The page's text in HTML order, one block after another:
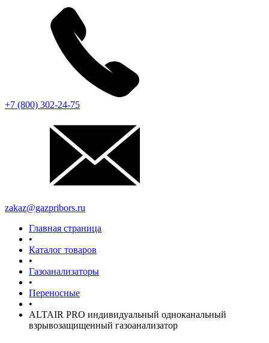
+7 (800) 302-24-75
zakaz@gazpribors.ru
Главная страница
•
Каталог товаров
•
Газоанализаторы
•
Переносные
•
ALTAIR PRO индивидуальный одноканальный
взрывозащищенный газоанализатор